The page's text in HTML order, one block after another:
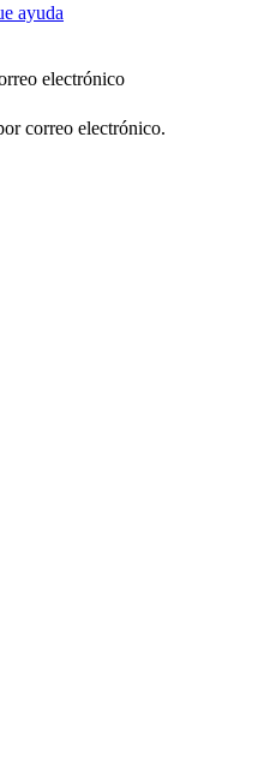
ayuda
electrónico
correo electrónico.